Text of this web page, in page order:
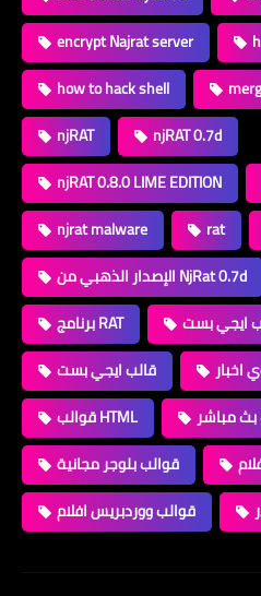
encrypt Najrat server
how to hack shell
njRAT
njRAT 0.7d
njRAT 0.8.0 LIME EDITION
njrat malware
rat
الإصدار الذهبي من NjRat 0.7d
برنامج RAT
ايجي بست
قالب ايجي بست
اخبار
قوالب HTML
مباشر
قوالب بلوجر مجانية
قوالب ووردبريس افلام